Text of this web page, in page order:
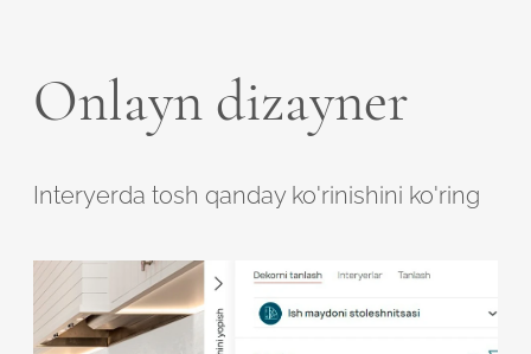
Onlayn dizayner
Interyerda tosh qanday ko'rinishini ko'ring